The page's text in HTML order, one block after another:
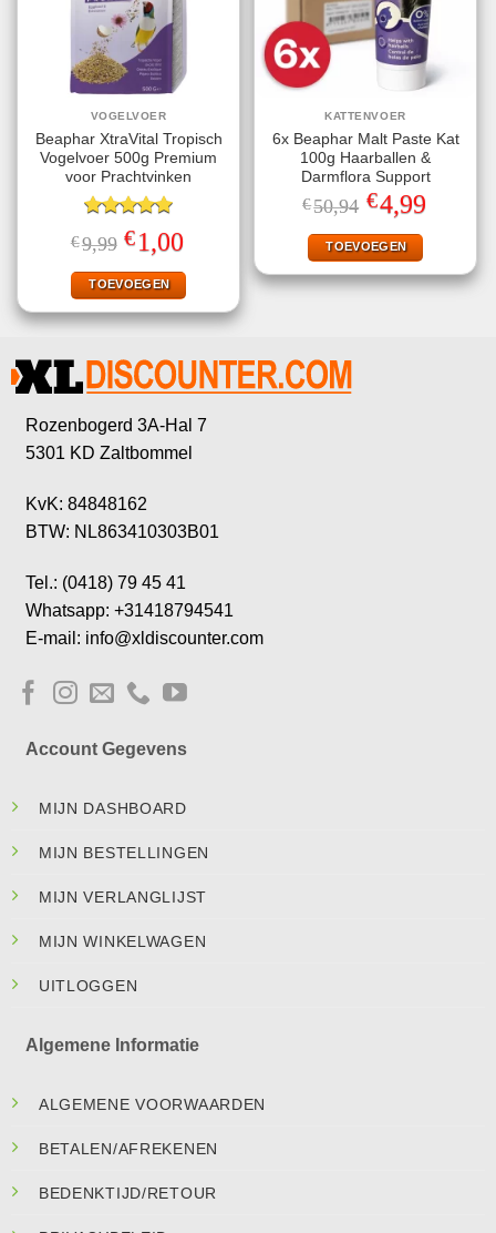
VOGELVOER
Beaphar XtraVital Tropisch
Vogelvoer 500g Premium
voor Prachtvinken
Gewaardeerd
5.00uit 5
€9,99 Oorspronkelijke
prijs
was:
€9,99.
€1,00
is:
€1,00.
TOEVOEGEN
KATTENVOER
6x Beaphar Malt Paste Kat
100g Haarballen &
Darmflora Support
€50,94 Oorspronkelijke
prijs
was:
€50,94.
€4,99Huidige
prijs
TOEVOEGEN
Rozenbogerd 3A-Hal 7
5301 KD Zaltbommel
KvK: 84848162
BTW: NL863410303B01
Tel.: (0418) 79 45 41
Whatsapp: +31418794541
E-mail: info@xldiscounter.com
Account Gegevens
MIJN DASHBOARD
MIJN BESTELLINGEN
MIJN VERLANGLIJST
MIJN WINKELWAGEN
UITLOGGEN
Algemene Informatie
ALGEMENE VOORWAARDEN
BETALEN/AFREKENEN
BEDENKTIJD/RETOUR